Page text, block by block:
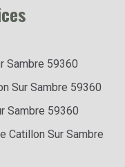
Sambre 59360
Sur Sambre 59360
Sambre 59360
Catillon Sur Sambre